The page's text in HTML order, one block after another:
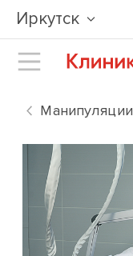
Иркутск
Манипуляции